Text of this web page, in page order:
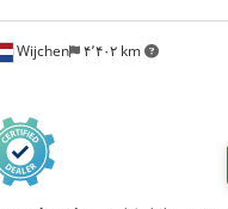
Wijchen ۴٬۴۰۲ km